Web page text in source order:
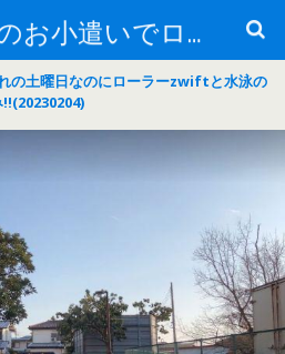
月30,000円のお小遣いでロードバイク
の土曜日なのにローラーzwiftと水泳の